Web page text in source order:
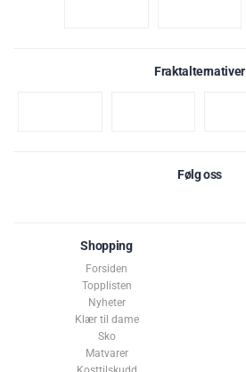
Fraktalternativer
Følg oss
Shopping
Forsiden
Topplisten
Nyheter
Klær til dame
Sko
Matvarer